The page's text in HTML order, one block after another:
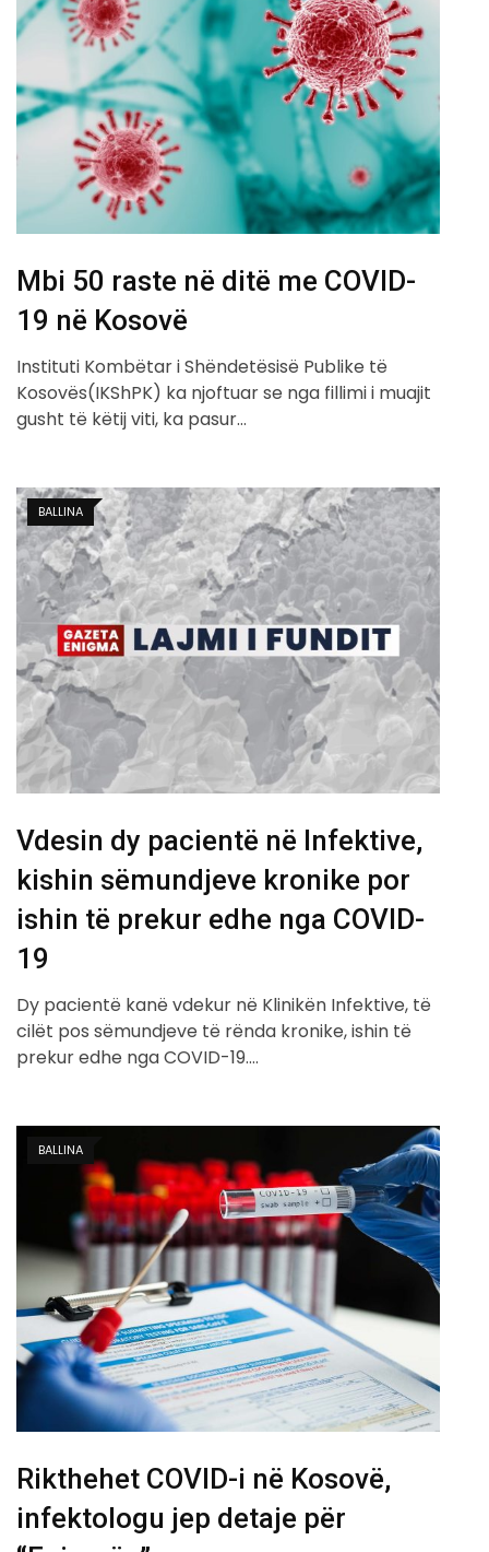
Mbi 50 raste në ditë me COVID-
19 në Kosovë
Instituti Kombëtar i Shëndetësisë Publike të
Kosovës(IKShPK) ka njoftuar se nga fillimi i muajit
gusht të këtij viti, ka pasur…
BALLINA
Vdesin dy pacientë në Infektive,
kishin sëmundjeve kronike por
ishin të prekur edhe nga COVID-
19
Dy pacientë kanë vdekur në Klinikën Infektive, të
cilët pos sëmundjeve të rënda kronike, ishin të
prekur edhe nga COVID-19.…
BALLINA
Rikthehet COVID-i në Kosovë,
infektologu jep detaje për